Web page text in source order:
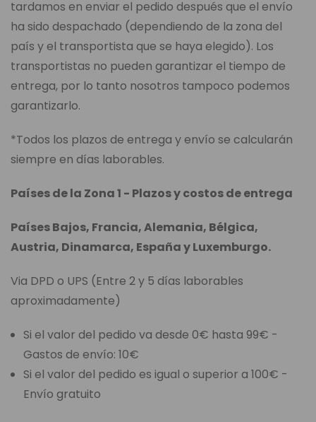
tardamos en enviar el pedido después que el envío
ha sido despachado (dependiendo de la zona del
país y el transportista que se haya elegido). Los
transportistas no pueden garantizar el tiempo de
entrega, por lo tanto nosotros tampoco podemos
garantizarlo.
*Todos los plazos de entrega y envío se calcularán
siempre en días laborables.
Países de la Zona 1 - Plazos y costos de entrega
Países Bajos, Francia, Alemania, Bélgica,
Austria, Dinamarca, España y Luxemburgo.
Via DPD o UPS (Entre 2 y 5 días laborables
aproximadamente)
Si el valor del pedido va desde 0€ hasta 99€ -
Gastos de envío: 10€
Si el valor del pedido es igual o superior a 100€ -
Envío gratuito